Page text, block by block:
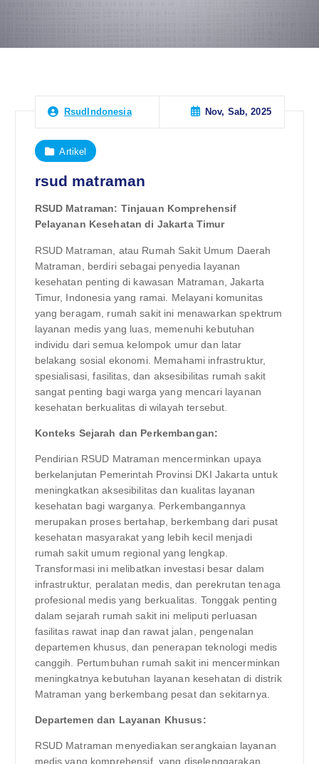
RsudIndonesia Nov, Sab, 2025
Artikel
rsud matraman
RSUD Matraman: Tinjauan Komprehensif
Pelayanan Kesehatan di Jakarta Timur
RSUD Matraman, atau Rumah Sakit Umum Daerah
Matraman, berdiri sebagai penyedia layanan
kesehatan penting di kawasan Matraman, Jakarta
Timur, Indonesia yang ramai. Melayani komunitas
yang beragam, rumah sakit ini menawarkan spektrum
layanan medis yang luas, memenuhi kebutuhan
individu dari semua kelompok umur dan latar
belakang sosial ekonomi. Memahami infrastruktur,
spesialisasi, fasilitas, dan aksesibilitas rumah sakit
sangat penting bagi warga yang mencari layanan
kesehatan berkualitas di wilayah tersebut.
Konteks Sejarah dan Perkembangan:
Pendirian RSUD Matraman mencerminkan upaya
berkelanjutan Pemerintah Provinsi DKI Jakarta untuk
meningkatkan aksesibilitas dan kualitas layanan
kesehatan bagi warganya. Perkembangannya
merupakan proses bertahap, berkembang dari pusat
kesehatan masyarakat yang lebih kecil menjadi
rumah sakit umum regional yang lengkap.
Transformasi ini melibatkan investasi besar dalam
infrastruktur, peralatan medis, dan perekrutan tenaga
profesional medis yang berkualitas. Tonggak penting
dalam sejarah rumah sakit ini meliputi perluasan
fasilitas rawat inap dan rawat jalan, pengenalan
departemen khusus, dan penerapan teknologi medis
canggih. Pertumbuhan rumah sakit ini mencerminkan
meningkatnya kebutuhan layanan kesehatan di distrik
Matraman yang berkembang pesat dan sekitarnya.
Departemen dan Layanan Khusus:
RSUD Matraman menyediakan serangkaian layanan
medis yang komprehensif, yang diselenggarakan